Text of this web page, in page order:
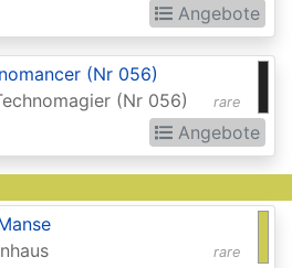
Angebote
rare
(Nr 056)
(Nr 056)
Angebote
rare